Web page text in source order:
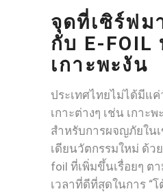
จุดที่เซิร์ฟม
กับ E-FOIL
เกาะพะงัน
ประเทศไทยไม่ได้มีแค่
เกาะต่างๆ เช่น เกาะ
สำหรับการผจญภัยใน
เดียนวัตกรรมใหม่ ด้ว
foil ที่เพิ่มขึ้นเรื่อยๆ ต
เวลาที่ดีที่สุดในการ “